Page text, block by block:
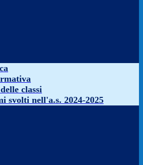
classi
svolti nell'a.s. 2024-2025